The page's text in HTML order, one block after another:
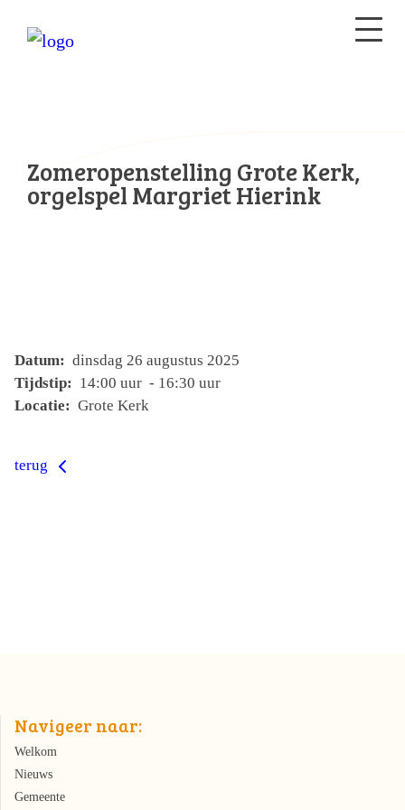
Zomeropenstelling Grote Kerk,
orgelspel Margriet Hierink
Datum: dinsdag 26 augustus 2025
Tijdstip: 14:00 uur - 16:30 uur
Locatie: Grote Kerk
terug
Navigeer naar:
Welkom
Nieuws
Gemeente